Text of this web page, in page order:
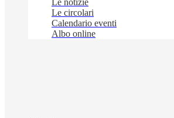
Le notizie
Le circolari
Calendario eventi
Albo online